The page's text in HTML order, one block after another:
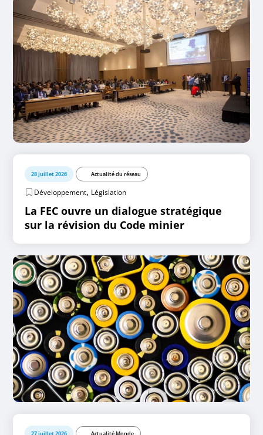
28 juillet 2026 Actualité du réseau
Développement, Législation
La FEC ouvre un dialogue stratégique
sur la révision du Code minier